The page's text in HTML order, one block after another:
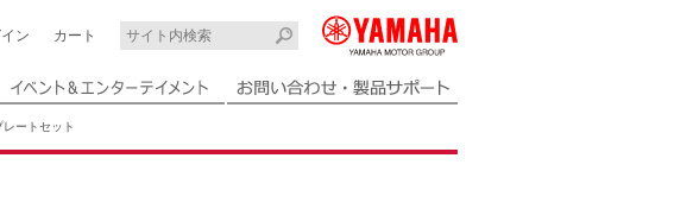
ン カート
レートセット